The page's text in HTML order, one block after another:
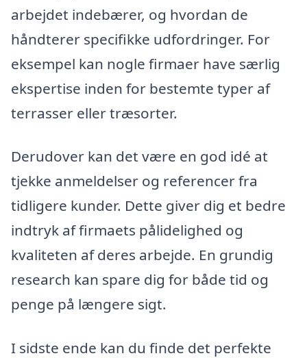
arbejdet indebærer, og hvordan de
håndterer specifikke udfordringer. For
eksempel kan nogle firmaer have særlig
ekspertise inden for bestemte typer af
terrasser eller træsorter.
Derudover kan det være en god idé at
tjekke anmeldelser og referencer fra
tidligere kunder. Dette giver dig et bedre
indtryk af firmaets pålidelighed og
kvaliteten af deres arbejde. En grundig
research kan spare dig for både tid og
penge på længere sigt.
I sidste ende kan du finde det perfekte